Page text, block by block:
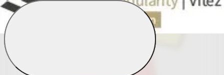
Povlečení s fototiskem
Výhodné sady